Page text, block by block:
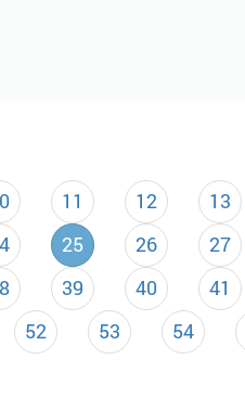
11 12 13
25 26 27
39 40 41
52 53 54